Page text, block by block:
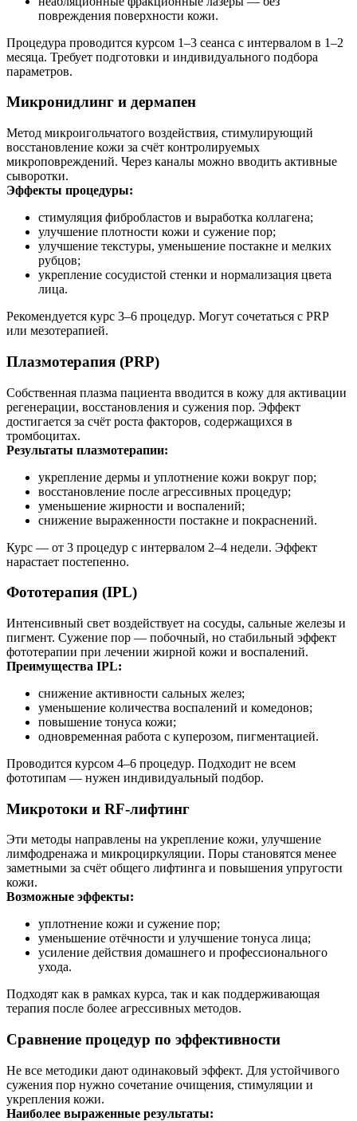
повреждения поверхности кожи.
Процедура проводится курсом 1–3 сеанса с интервалом в 1–2
месяца. Требует подготовки и индивидуального подбора
параметров.
Микронидлинг и дермапен
Метод микроигольчатого воздействия, стимулирующий
восстановление кожи за счёт контролируемых
микроповреждений. Через каналы можно вводить активные
сыворотки.
Эффекты процедуры:
стимуляция фибробластов и выработка коллагена;
улучшение плотности кожи и сужение пор;
улучшение текстуры, уменьшение постакне и мелких
рубцов;
укрепление сосудистой стенки и нормализация цвета
лица.
Рекомендуется курс 3–6 процедур. Могут сочетаться с PRP
или мезотерапией.
Плазмотерапия (PRP)
Собственная плазма пациента вводится в кожу для активации
регенерации, восстановления и сужения пор. Эффект
достигается за счёт роста факторов, содержащихся в
тромбоцитах.
Результаты плазмотерапии:
укрепление дермы и уплотнение кожи вокруг пор;
восстановление после агрессивных процедур;
уменьшение жирности и воспалений;
снижение выраженности постакне и покраснений.
Курс — от 3 процедур с интервалом 2–4 недели. Эффект
нарастает постепенно.
Фототерапия (IPL)
Интенсивный свет воздействует на сосуды, сальные железы и
пигмент. Сужение пор — побочный, но стабильный эффект
фототерапии при лечении жирной кожи и воспалений.
Преимущества IPL:
снижение активности сальных желез;
уменьшение количества воспалений и комедонов;
повышение тонуса кожи;
одновременная работа с куперозом, пигментацией.
Проводится курсом 4–6 процедур. Подходит не всем
фототипам — нужен индивидуальный подбор.
Микротоки и RF-лифтинг
Эти методы направлены на укрепление кожи, улучшение
лимфодренажа и микроциркуляции. Поры становятся менее
заметными за счёт общего лифтинга и повышения упругости
кожи.
Возможные эффекты:
уплотнение кожи и сужение пор;
уменьшение отёчности и улучшение тонуса лица;
усиление действия домашнего и профессионального
ухода.
Подходят как в рамках курса, так и как поддерживающая
терапия после более агрессивных методов.
Сравнение процедур по эффективности
Не все методики дают одинаковый эффект. Для устойчивого
сужения пор нужно сочетание очищения, стимуляции и
укрепления кожи.
Наиболее выраженные результаты: